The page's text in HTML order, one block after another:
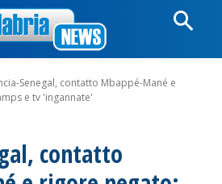
Senegal, contatto Mbappé-Mané e
e tv 'ingannate'
contatto